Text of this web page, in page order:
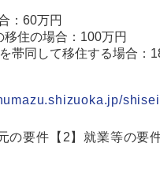
：60万円
住の場合：100万円
帯同して移住する場合：
の要件【2】就業等の